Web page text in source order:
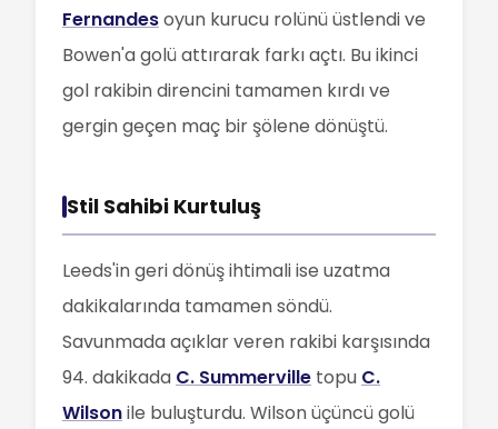
Fernandesoyun kurucu rolünü üstlendi ve
Bowen'a golü attırarak farkı açtı. Bu ikinci
gol rakibin direncini tamamen kırdı ve
gergin geçen maç bir şölene dönüştü.
Stil Sahibi Kurtuluş
Leeds'in geri dönüş ihtimali ise uzatma
dakikalarında tamamen söndü.
Savunmada açıklar veren rakibi karşısında
94. dakikada C. Summerville topu C.
Wilsonile buluşturdu. Wilson üçüncü golü